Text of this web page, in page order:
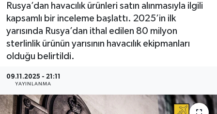
Rusya’dan havacılık ürünleri satın alınmasıyla ilgili
kapsamlı bir inceleme başlattı. 2025’in ilk
yarısında Rusya’dan ithal edilen 80 milyon
sterlinlik ürünün yarısının havacılık ekipmanları
olduğu belirtildi.
09.11.2025 - 21:11
YAYINLANMA